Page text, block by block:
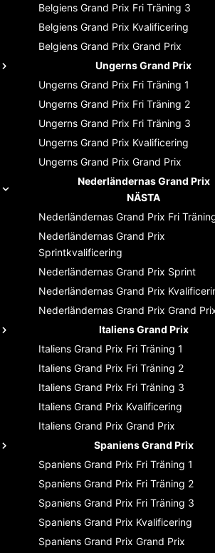
Belgiens Grand Prix Fri Träning 3
Belgiens Grand Prix Kvalificering
Belgiens Grand Prix Grand Prix
Ungerns Grand Prix
Ungerns Grand Prix Fri Träning 1
Ungerns Grand Prix Fri Träning 2
Ungerns Grand Prix Fri Träning 3
Ungerns Grand Prix Kvalificering
Ungerns Grand Prix Grand Prix
Nederländernas Grand Prix
NÄSTA
Nederländernas Grand Prix Fri
Nederländernas Grand Prix
Sprintkvalificering
Nederländernas Grand Prix Sprint
Nederländernas Grand Prix
Nederländernas Grand Prix Grand
Italiens Grand Prix
Italiens Grand Prix Fri Träning 1
Italiens Grand Prix Fri Träning 2
Italiens Grand Prix Fri Träning 3
Italiens Grand Prix Kvalificering
Italiens Grand Prix Grand Prix
Spaniens Grand Prix
Spaniens Grand Prix Fri Träning 1
Spaniens Grand Prix Fri Träning 2
Spaniens Grand Prix Fri Träning 3
Spaniens Grand Prix Kvalificering
Spaniens Grand Prix Grand Prix